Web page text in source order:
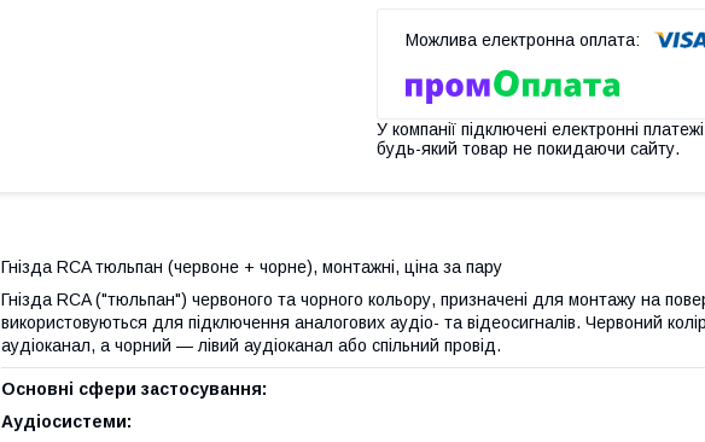
У компанії підключені електронні
будь-який товар не покидаючи сайту.
Гнізда RCA тюльпан (червоне + чорне), монтажні, ціна за пару
Гнізда RCA ("тюльпан") червоного та чорного кольору, призначені для монтажу на
використовуються для підключення аналогових аудіо- та відеосигналів. Червоний
аудіоканал, а чорний — лівий аудіоканал або спільний провід.
Основні сфери застосування:
Аудіосистеми: